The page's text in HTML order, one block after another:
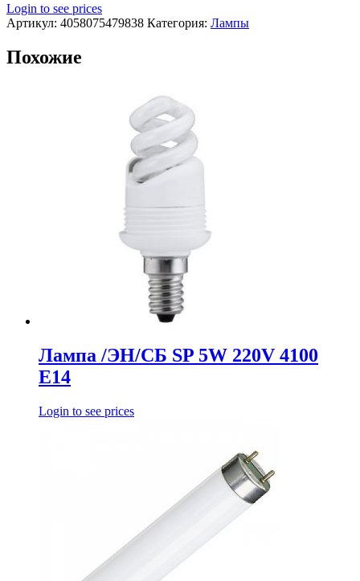
Login to see prices
Артикул: 4058075479838 Категория: Лампы
Похожие
Лампа /ЭН/СБ SP 5W 220V 4100
E14
Login to see prices